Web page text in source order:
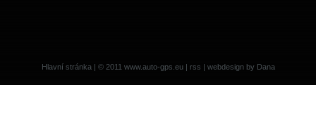
Hlavní stránka | © 2011 www.auto-gps.eu| rss | webdesign by Dana